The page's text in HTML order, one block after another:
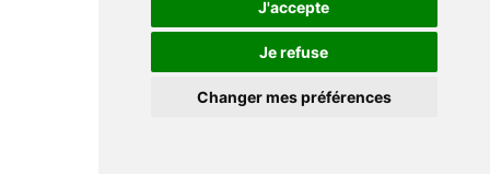
J'accepte
Je refuse
Changer mes préférences